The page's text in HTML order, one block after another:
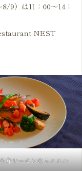
9）は11：00〜14：
NEST
介サーモンのムニエル